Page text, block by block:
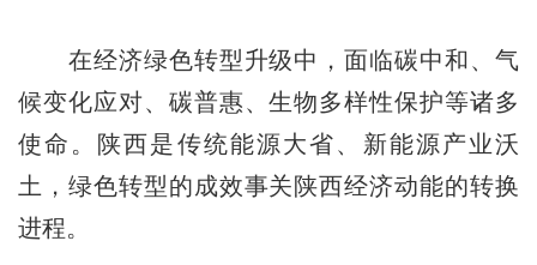
在经济绿色转型升级中，面临碳中和、气
候变化应对、碳普惠、生物多样性保护等诸多
使命。陕西是传统能源大省、新能源产业沃
土，绿色转型的成效事关陕西经济动能的转换
进程。